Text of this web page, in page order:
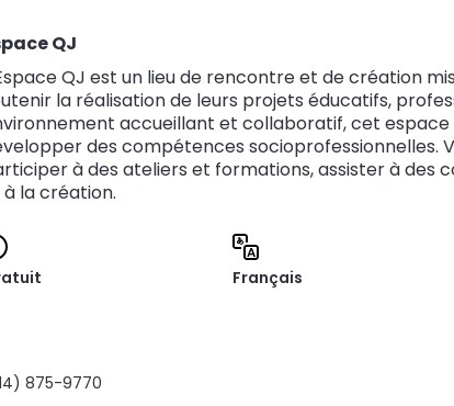
QJ
QJ est un lieu de rencontre et de création
la réalisation de leurs projets éducatifs,
accueillant et collaboratif, cet
des compétences socioprofessionnelles.
à des ateliers et formations, assister à des
la création.
Français
875-9770